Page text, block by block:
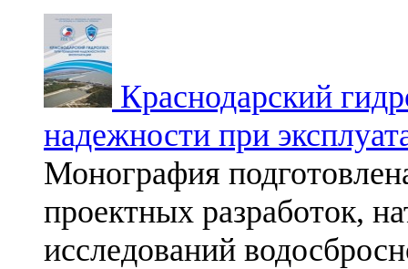
Краснодарский
надежности при
Монография
проектных разработок,
исследований